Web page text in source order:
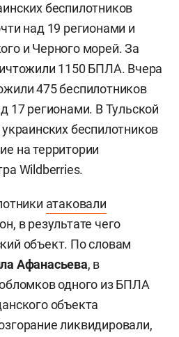
беспилотников
над 19 регионами и
и Черного морей. За
1150 БПЛА. Вчера
475 беспилотников
17 регионами. В Тульской
беспилотников
на территории
Wildberries.
атаковали
в результате чего
объект. По словам
Афанасьева, в
одного из БПЛА
объекта
ликвидировали,